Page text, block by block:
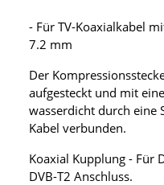
- Für TV-Koaxialkabel
7.2 mm
Der
aufgesteckt und mit
wasserdicht durch eine
Kabel verbunden.
Koaxial Kupplung - Für
DVB-T2 Anschluss.